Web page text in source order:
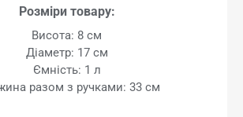
Розміри товару:
Висота: 8 см
Діаметр: 17 см
Ємність: 1 л
разом з ручками: 33 см